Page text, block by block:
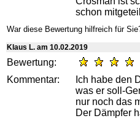
schon
War diese Bewertung hilfreich für
Klaus L. am 10.02.2019
Bewertung:
Kommentar:
Ich habe den
was er soll-
nur noch das
Der Dämpfer